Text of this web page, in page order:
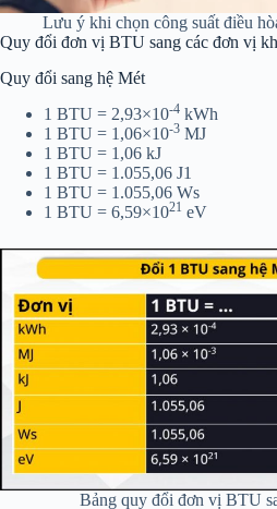
Lưu ý khi chọn công suất điều
Quy đổi đơn vị BTU sang các đơn vị
Quy đổi sang hệ Mét
1 BTU = 2,93×10-4 kWh
1 BTU = 1,06×10-3 MJ
1 BTU = 1,06 kJ
1 BTU = 1.055,06 J1
1 BTU = 1.055,06 Ws
1 BTU = 6,59×1021 eV
Bảng quy đổi đơn vị BTU